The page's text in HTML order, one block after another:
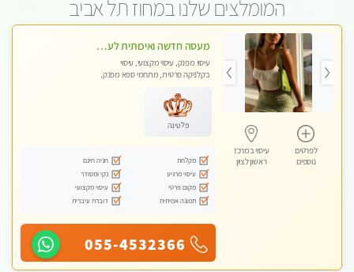
המומלצים שלנו במחוז תל אביב
לפרטים
נוספים
עיסוי במרכז
ראשון לציון
מעסה חדשה ואיכותית לעיסוי מרגיע ומפנק VIP-מומלץ לחלוטין! פרטי! ​​​​​​ Highly recommended
עיסוי מפנק, עיסוי מקצועי, עיסוי
בקלניקה פרטית, מתחמי ספא מפנק,
פלטינה
מקלחת
חניה חינם
עיסוי מרגיע
נקי ומסודר
מקום פרטי
עיסוי מקצועי
תמונה אמיתית
דוברת עיברית
055-4532366